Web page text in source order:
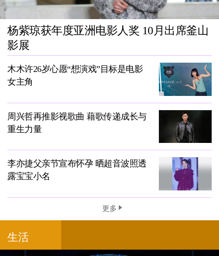
杨紫琼获年度亚洲电影人奖 10月出席釜山
影展
木木许26岁心愿“想演戏”目标是电影
女主角
周兴哲再推影视歌曲 藉歌传递成长与
重生力量
李亦捷父亲节宣布怀孕 晒超音波照透
露宝宝小名
更多
生活